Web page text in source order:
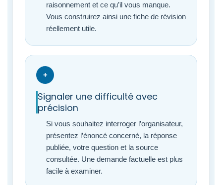
raisonnement et ce qu’il vous manque.
Vous construirez ainsi une fiche de révision
réellement utile.
+
Signaler une difficulté avec
précision
Si vous souhaitez interroger l’organisateur,
présentez l’énoncé concerné, la réponse
publiée, votre question et la source
consultée. Une demande factuelle est plus
facile à examiner.